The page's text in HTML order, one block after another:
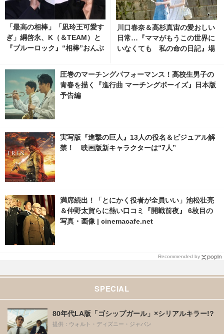
「最高の相棒」「凪玲王可愛す
ぎ」綱啓永、K（＆TEAM）と
『ブルーロック』“相棒”おんぶ
川口春奈＆高杉真宙の愛おしい
日常…『ママがもうこの世界に
いなくても 私の命の日記』場
圧巻のマーチングパフォーマンス！高校生男子の
青春を描く『進行曲 マーチングボーイズ』日本版
予告編
実写版『進撃の巨人』13人の役名＆ビジュアル解
禁！ 映画版新キャラクターは“7人”
満席続出！「とにかく役者が全員いい」池松壮亮
＆仲野太賀らに熱い口コミ『開戦前夜』 6枚目の
写真・画像 | cinemacafe.net
Recommended by
SPECIAL
80年代LA版「ゴシップガール」×シリアルキラー!?
提供：ウォルト・ディズニー・ジャパン